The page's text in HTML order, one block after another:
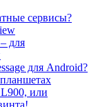
сервисы?
для
для Android?
или